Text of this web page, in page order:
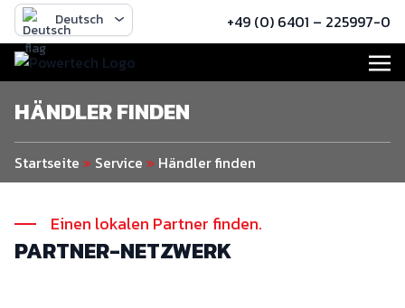
Deutsch +49 (0) 6401 – 225997-0
HÄNDLER FINDEN
Startseite » Service » Händler finden
Einen lokalen Partner finden.
PARTNER-NETZWERK